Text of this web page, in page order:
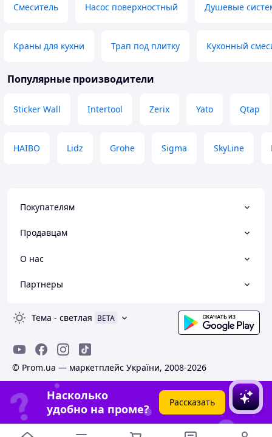
Смеситель Насос поверхностный Душевые
Краны для кухни Трап под плитку Кухонный
Популярные производители
Sticker Wall Intertool Zerix Yato Qtap
HAIBO Lidz Grohe Sigma SkyLine
Покупателям
Продавцам
О нас
Партнеры
Тема - светлая BETA
© Prom.ua — маркетплейс України, 2008-2026
Насколько
удобно на проме?
Рассказать